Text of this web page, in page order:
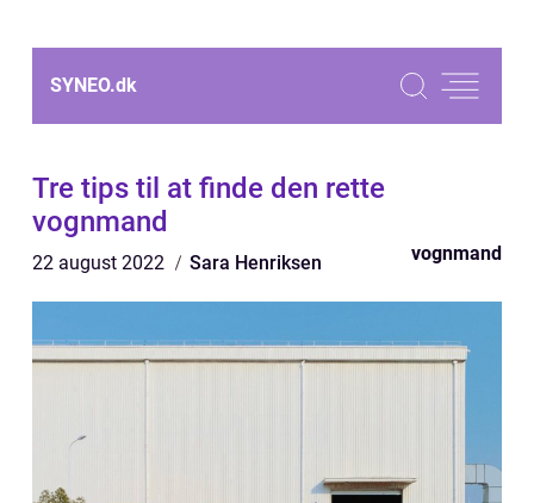
SYNEO.dk
Tre tips til at finde den rette
vognmand
22 august 2022 Sara Henriksen vognmand